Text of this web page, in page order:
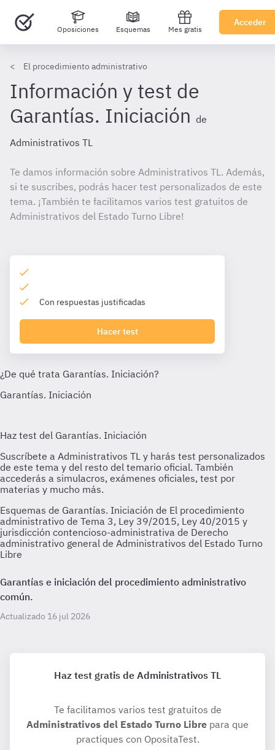
Oposiciones Esquemas Mes gratis
Acceder
El procedimiento administrativo
Información y test de
Garantías. Iniciación de
Administrativos TL
Te damos información sobre Administrativos TL. Además,
si te suscribes, podrás hacer test personalizados de este
tema. ¡También te facilitamos varios test gratuitos de
Administrativos del Estado Turno Libre!
Con respuestas justificadas
Hacer test
Esquemas de Garantías. Iniciación de El procedimiento
administrativo de Tema 3, Ley 39/2015, Ley 40/2015 y
jurisdicción contencioso-administrativa de Derecho
administrativo general de Administrativos del Estado Turno
Libre
Garantías e iniciación del procedimiento administrativo
común.
Actualizado 16 jul 2026
Haz test gratis de Administrativos TL
Te facilitamos varios test gratuitos de
Administrativos del Estado Turno Libre para que
practiques con OpositaTest.